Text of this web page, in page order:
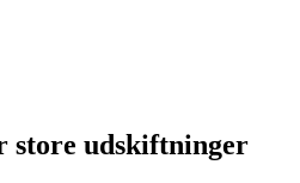
store udskiftninger